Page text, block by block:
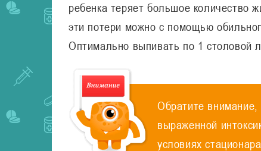
ребенка теряет большое количество
эти потери можно с помощью
Оптимально выпивать по 1 столовой
Обратите
выраженной
условиях